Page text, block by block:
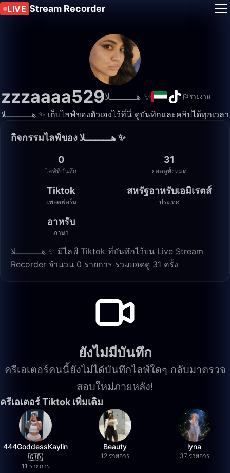
LIVE Stream Recorder
zzzaaaa529 هــــــــــلا ✨️ รายงาน
هــــــــــلا ✨️ เก็บไลฟ์ของตัวเองไว้ที่นี่ ดูบันทึกและคลิปได้ทุกเวลา
กิจกรรมไลฟ์ของ هــــــــــلا ✨️
0
ไลฟ์ที่บันทึก
31
ยอดดูทั้งหมด
Tiktok
แพลตฟอร์ม
สหรัฐอาหรับเอมิเรตส์
ประเทศ
อาหรับ
ภาษา
هــــــــــلا ✨️ มีไลฟ์ Tiktok ที่บันทึกไว้บน Live Stream
Recorder จำนวน 0 รายการ รวมยอดดู 31 ครั้ง
ยังไม่มีบันทึก
ครีเอเตอร์คนนี้ยังไม่ได้บันทึกไลฟ์ใดๆ กลับมาตรวจ
สอบใหม่ภายหลัง!
ครีเอเตอร์ Tiktok เพิ่มเติม
444GoddessKaylin
🇬🇩
11 รายการ
Beauty
12 รายการ
lyna
37 รายการ